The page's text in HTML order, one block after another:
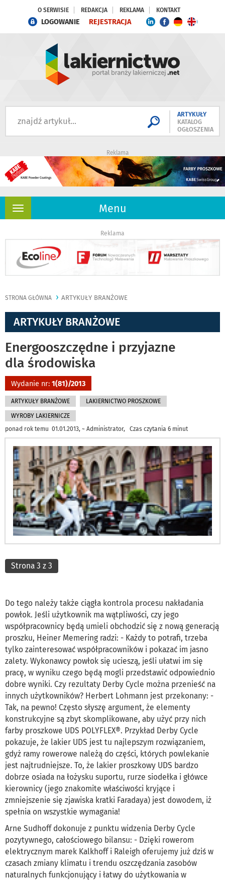
O SERWISIE REDAKCJA REKLAMA KONTAKT
LOGOWANIE REJESTRACJA
ARTYKUŁY
KATALOG
OGŁOSZENIA
Reklama
Menu
Rozwiń
Reklama
STRONA GŁÓWNA ARTYKUŁY BRANŻOWE
ARTYKUŁY BRANŻOWE
Energooszczędne i przyjazne
dla środowiska
Wydanie nr: 1(81)/2013
ARTYKUŁY BRANŻOWE LAKIERNICTWO PROSZKOWE
WYROBY LAKIERNICZE
ponad rok temu 01.01.2013, ~ Administrator, Czas czytania 6 minut
Strona 3 z 3
Do tego należy także ciągła kontrola procesu nakładania
powłok. Jeśli użytkownik ma wątpliwości, czy jego
współpracownicy będą umieli obchodzić się z nową generacją
proszku, Heiner Memering radzi: - Każdy to potrafi, trzeba
tylko zainteresować współpracowników i pokazać im jasno
zalety. Wykonawcy powłok się ucieszą, jeśli ułatwi im się
pracę, w wyniku czego będą mogli przedstawić odpowiednio
dobre wyniki. Czy rezultaty Derby Cycle można przenieść na
innych użytkowników? Herbert Lohmann jest przekonany: -
Tak, na pewno! Często słyszę argument, że elementy
konstrukcyjne są zbyt skomplikowane, aby użyć przy nich
farby proszkowe UDS POLYFLEX®. Przykład Derby Cycle
pokazuje, że lakier UDS jest tu najlepszym rozwiązaniem,
gdyż ramy rowerowe należą do części, których powlekanie
jest najtrudniejsze. To, że lakier proszkowy UDS bardzo
dobrze osiada na łożysku suportu, rurze siodełka i główce
kierownicy (jego znakomite właściwości kryjące i
zmniejszenie się zjawiska kratki Faradaya) jest dowodem, iż
spełnia on wszystkie wymagania!
Arne Sudhoff dokonuje z punktu widzenia Derby Cycle
pozytywnego, całościowego bilansu: - Dzięki rowerom
elektrycznym marek Kalkhoff i Raleigh oferujemy już dziś w
czasach zmiany klimatu i trendu oszczędzania zasobów
naturalnych funkcjonujący i łatwy do użytkowania w